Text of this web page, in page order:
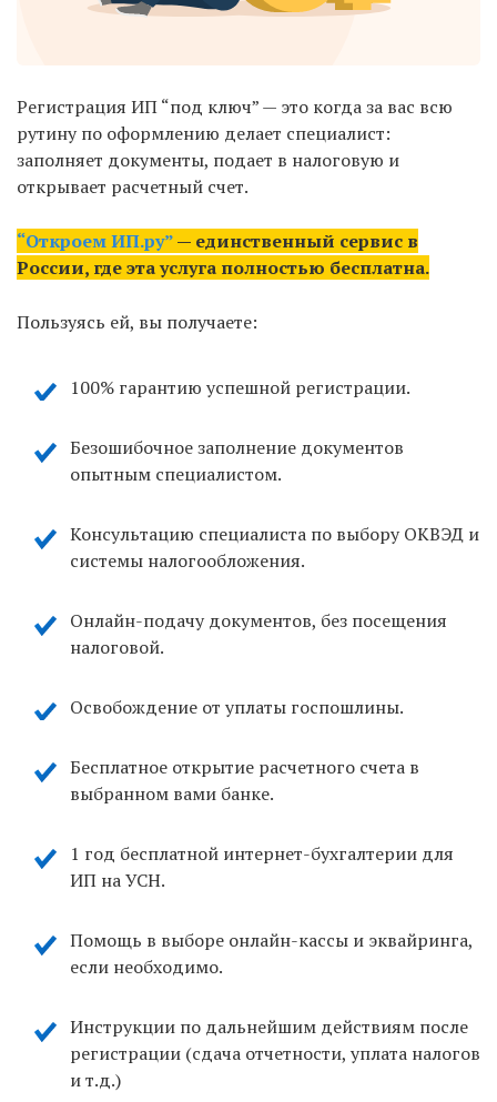
Регистрация ИП “под ключ” — это когда за вас всю
рутину по оформлению делает специалист:
заполняет документы, подает в налоговую и
открывает расчетный счет.
“Откроем ИП.ру”— единственный сервис в
России, где эта услуга полностью бесплатна.
Пользуясь ей, вы получаете:
100% гарантию успешной регистрации.
Безошибочное заполнение документов
опытным специалистом.
Консультацию специалиста по выбору ОКВЭД и
системы налогообложения.
Онлайн-подачу документов, без посещения
налоговой.
Освобождение от уплаты госпошлины.
Бесплатное открытие расчетного счета в
выбранном вами банке.
1 год бесплатной интернет-бухгалтерии для
ИП на УСН.
Помощь в выборе онлайн-кассы и эквайринга,
если необходимо.
Инструкции по дальнейшим действиям после
регистрации (сдача отчетности, уплата налогов
и т.д.)